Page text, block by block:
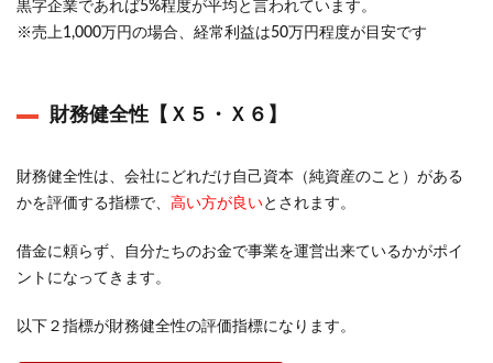
黒字企業であれば5%程度が平均と言われています。
※売上1,000万円の場合、経常利益は50万円程度が目安です
財務健全性【Ｘ５・Ｘ６】
財務健全性は、会社にどれだけ自己資本（純資産のこと）がある
かを評価する指標で、 高い方が良いとされます。
借金に頼らず、自分たちのお金で事業を運営出来ているかがポイ
ントになってきます。
以下２指標が財務健全性の評価指標になります。